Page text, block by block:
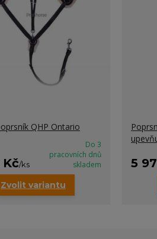
QHP Ontario
Kč/ks
Do 3
pracovních dnů
skladem
Zvolit variantu
5